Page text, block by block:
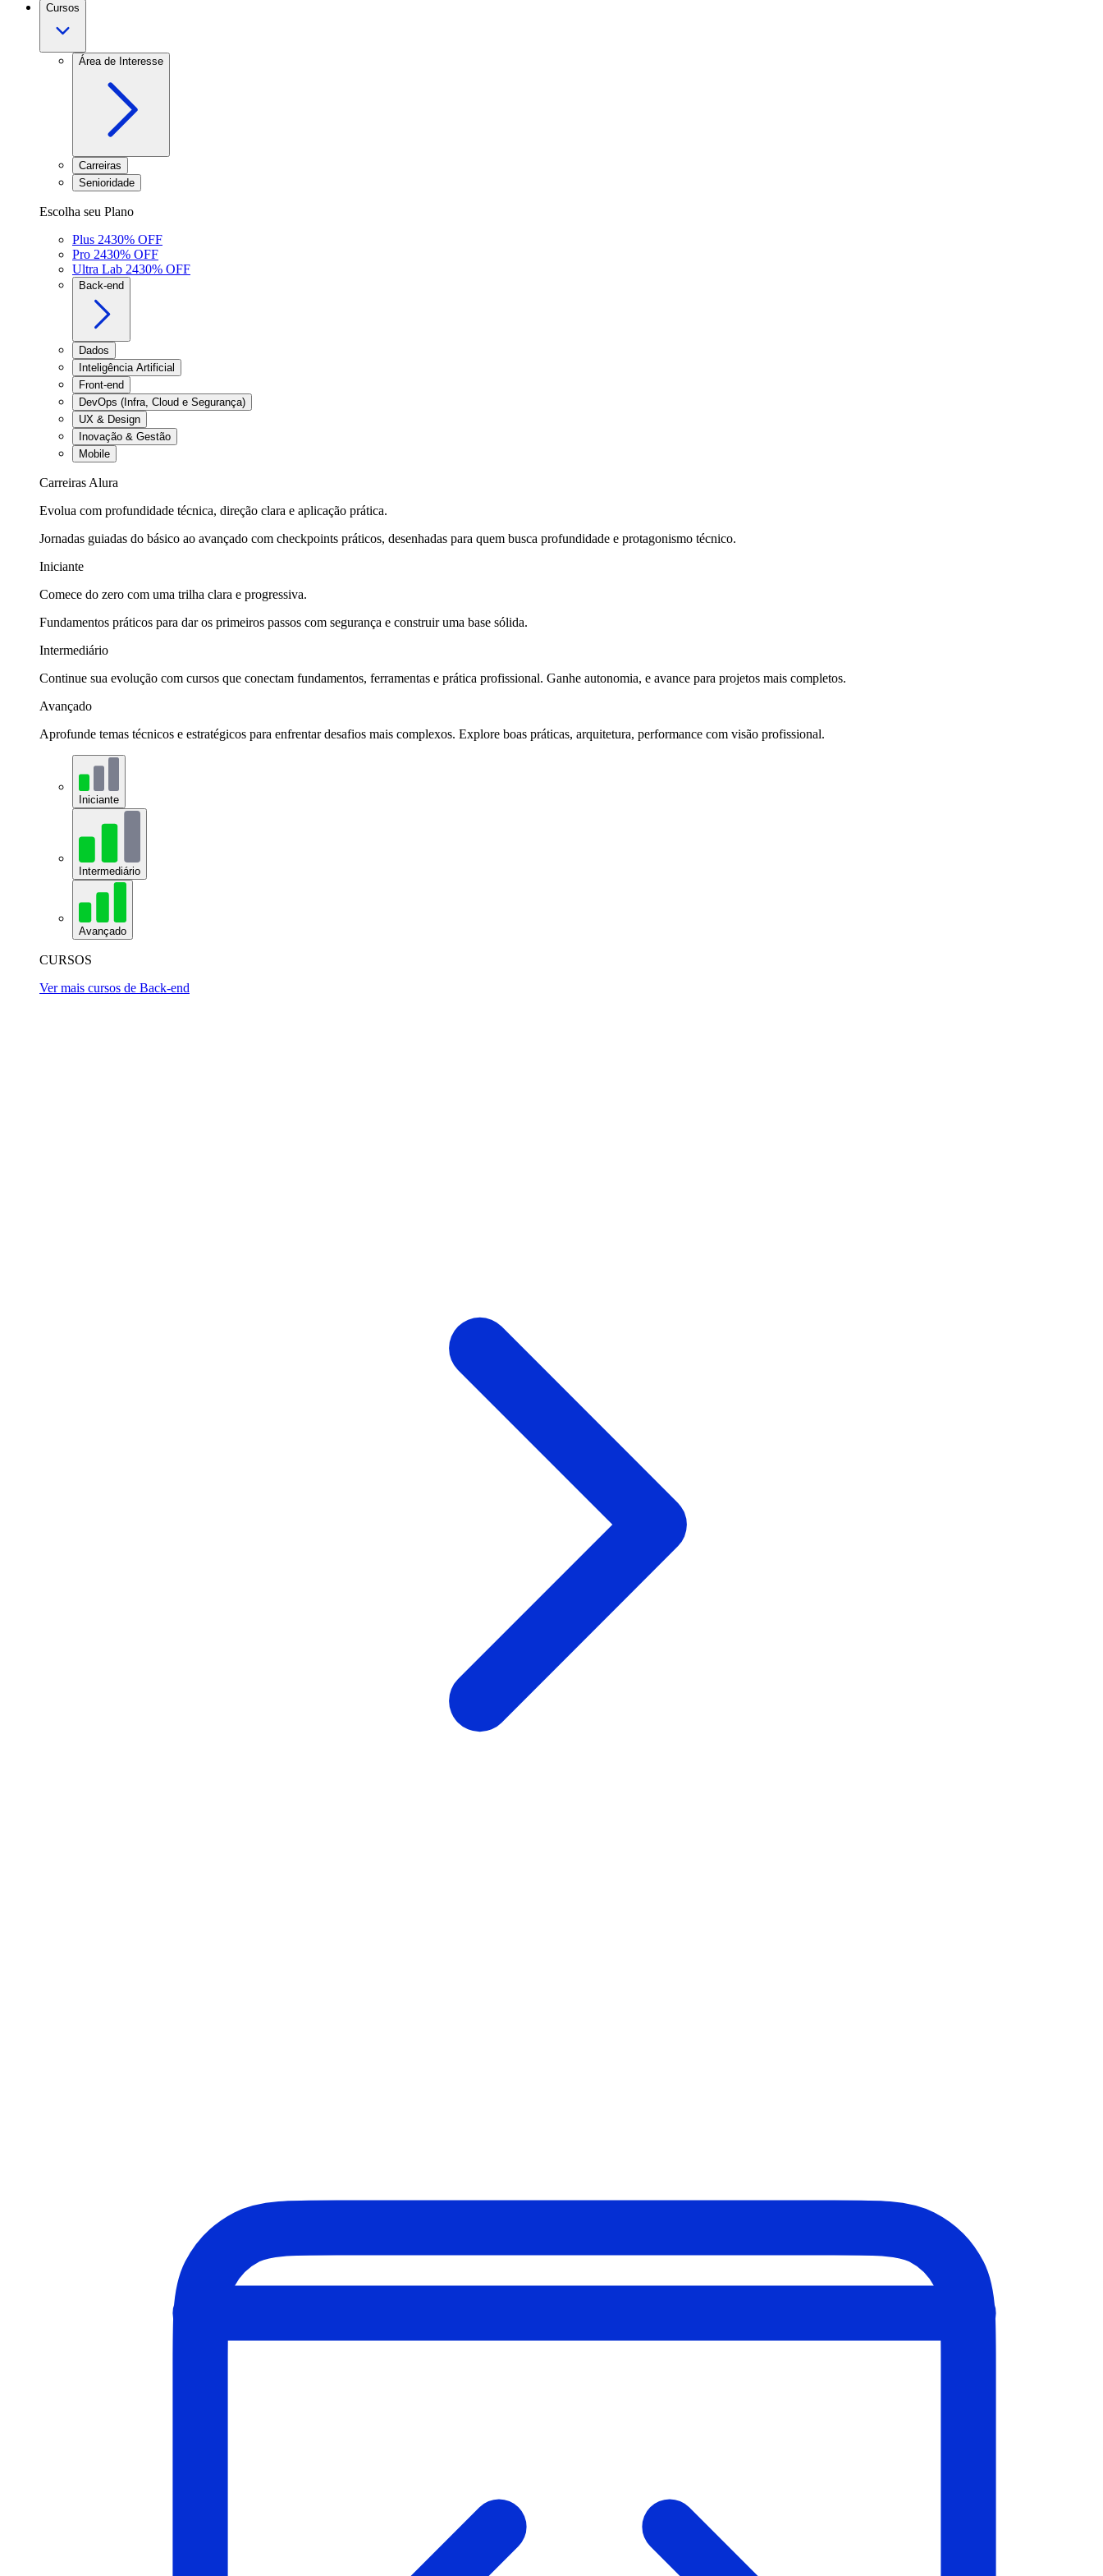
Cursos
Área de Interesse
Carreiras
Senioridade
Escolha seu Plano
Plus 2430% OFF
Pro 2430% OFF
Ultra Lab 2430% OFF
Back-end
Dados
Inteligência Artificial
Front-end
DevOps (Infra, Cloud e Segurança)
UX & Design
Inovação & Gestão
Mobile
Carreiras Alura
Evolua com profundidade técnica, direção clara e aplicação prática.
Jornadas guiadas do básico ao avançado com checkpoints práticos, desenhadas para quem busca profundidade e protagonismo técnico.
Iniciante
Comece do zero com uma trilha clara e progressiva.
Fundamentos práticos para dar os primeiros passos com segurança e construir uma base sólida.
Intermediário
Continue sua evolução com cursos que conectam fundamentos, ferramentas e prática profissional. Ganhe autonomia, e avance para projetos mais completos.
Avançado
Aprofunde temas técnicos e estratégicos para enfrentar desafios mais complexos. Explore boas práticas, arquitetura, performance com visão profissional.
Iniciante
Intermediário
Avançado
CURSOS
Ver mais cursos de Back-end